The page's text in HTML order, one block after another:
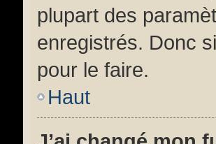
plupart des
enregistrés. Donc
pour le faire.
Haut